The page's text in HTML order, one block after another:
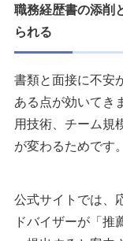
職務経歴書の添削
られる
書類と面接に不安
ある点が効いてき
用技術、チーム規
が変わるためです。
公式サイトでは、
ドバイザーが「推